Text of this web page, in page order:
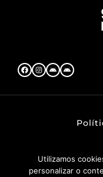
Utilizamos
personalizar o